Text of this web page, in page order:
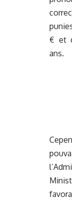
€ et
ans.